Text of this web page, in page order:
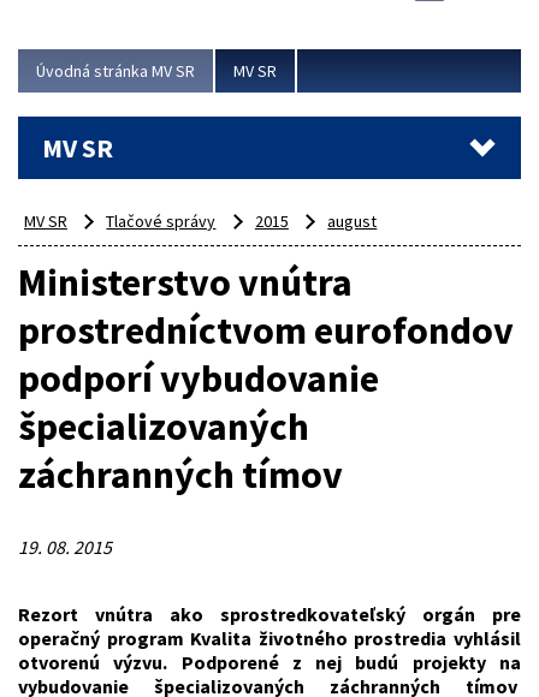
Úvodná stránka MV SR MV SR
MV SR
MV SR Tlačové správy 2015 august
Ministerstvo vnútra
prostredníctvom eurofondov
podporí vybudovanie
špecializovaných
záchranných tímov
19. 08. 2015
Rezort vnútra ako sprostredkovateľský orgán pre
operačný program Kvalita životného prostredia vyhlásil
otvorenú výzvu. Podporené z nej budú projekty na
vybudovanie špecializovaných záchranných tímov